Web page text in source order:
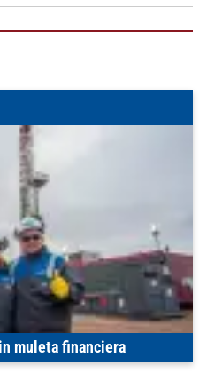
muleta financiera